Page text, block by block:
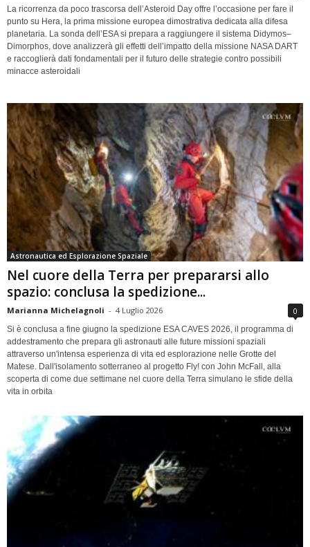
La ricorrenza da poco trascorsa dell’Asteroid Day offre l’occasione per fare il
punto su Hera, la prima missione europea dimostrativa dedicata alla difesa
planetaria. La sonda dell’ESA si prepara a raggiungere il sistema Didymos–
Dimorphos, dove analizzerà gli effetti dell’impatto della missione NASA DART
e raccoglierà dati fondamentali per il futuro delle strategie contro possibili
minacce asteroidali
Astronautica ed Esplorazione Spaziale
Nel cuore della Terra per prepararsi allo
spazio: conclusa la spedizione...
Marianna Michelagnoli - 4 Luglio 2026 0
Si è conclusa a fine giugno la spedizione ESA CAVES 2026, il programma di
addestramento che prepara gli astronauti alle future missioni spaziali
attraverso un'intensa esperienza di vita ed esplorazione nelle Grotte del
Matese. Dall'isolamento sotterraneo al progetto Fly! con John McFall, alla
scoperta di come due settimane nel cuore della Terra simulano le sfide della
vita in orbita